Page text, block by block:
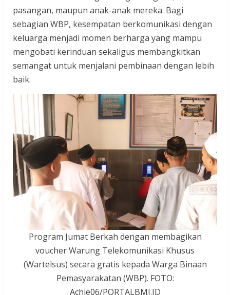
pasangan, maupun anak-anak mereka. Bagi
sebagian WBP, kesempatan berkomunikasi dengan
keluarga menjadi momen berharga yang mampu
mengobati kerinduan sekaligus membangkitkan
semangat untuk menjalani pembinaan dengan lebih
baik.
Program Jumat Berkah dengan membagikan
voucher Warung Telekomunikasi Khusus
(Wartelsus) secara gratis kepada Warga Binaan
Pemasyarakatan (WBP). FOTO:
Achie06/PORTALBMI.ID